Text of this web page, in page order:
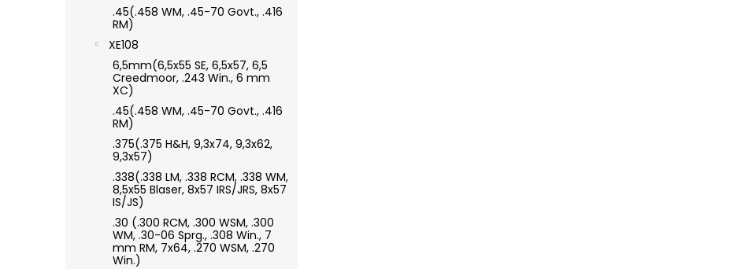
.45(.458 WM, .45-70 Govt., .416
RM)
XE108
6,5mm(6,5x55 SE, 6,5x57, 6,5
Creedmoor, .243 Win., 6 mm
XC)
.45(.458 WM, .45-70 Govt., .416
RM)
.375(.375 H&H, 9,3x74, 9,3x62,
9,3x57)
.338(.338 LM, .338 RCM, .338 WM,
8,5x55 Blaser, 8x57 IRS/JRS, 8x57
IS/JS)
.30 (.300 RCM, .300 WSM, .300
WM, .30-06 Sprg., .308 Win., 7
mm RM, 7x64, .270 WSM, .270
Win.)